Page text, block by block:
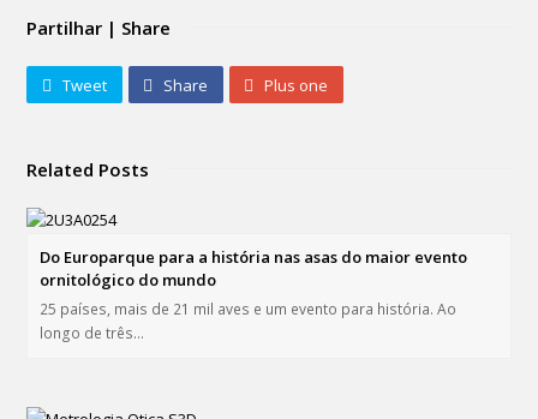
Partilhar | Share
Tweet Share Plus one
Related Posts
Do Europarque para a história nas asas do maior evento
ornitológico do mundo
25 países, mais de 21 mil aves e um evento para história. Ao
longo de três…